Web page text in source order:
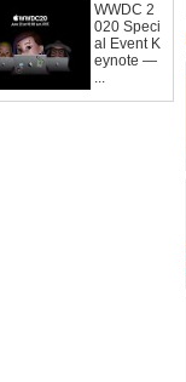
WWDC 2
020 Speci
al Event K
eynote —
...